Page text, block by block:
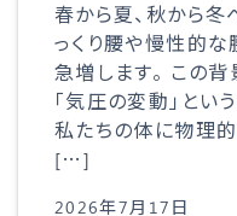
春から夏、秋から冬
っくり腰や慢性的
急増します。 この背
「気圧の変動」とい
私たちの体に物理
[…]
2026年7月17日